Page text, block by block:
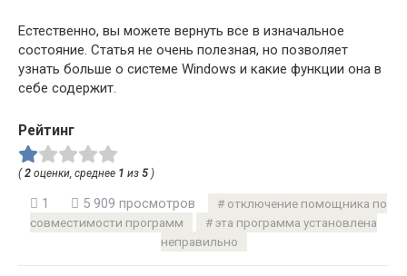
Естественно, вы можете вернуть все в изначальное
состояние. Статья не очень полезная, но позволяет
узнать больше о системе Windows и какие функции она в
себе содержит.
Рейтинг
(2 оценки, среднее 1 из 5 )
1 5 909 просмотров
отключение помощника по
совместимости программ
эта программа установлена
неправильно